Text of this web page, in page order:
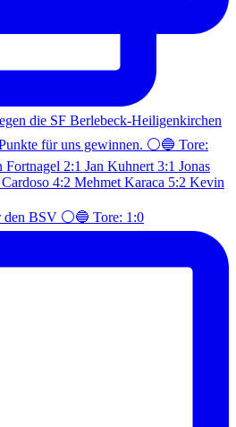
den BSV ⚪️🔵 Tore: 1:0